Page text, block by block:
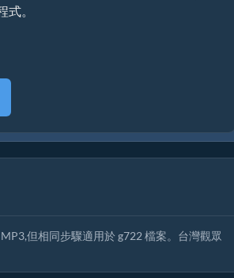
式。
但相同步驟適用於 g722 檔案。台灣觀眾